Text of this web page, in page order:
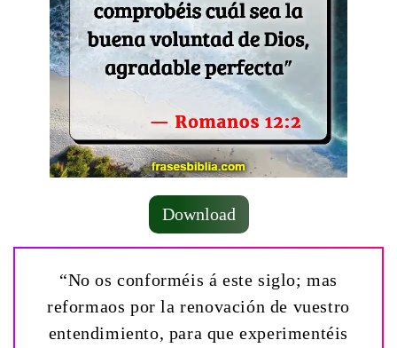
Download
“No os conforméis á este siglo; mas
reformaos por la renovación de vuestro
entendimiento, para que experimentéis